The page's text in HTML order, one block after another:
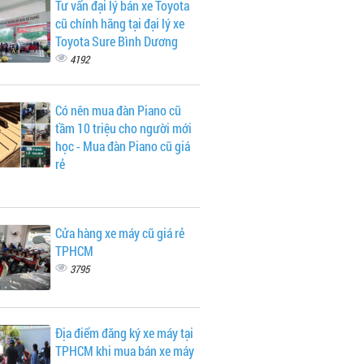
Tư vấn đại lý bán xe Toyota
cũ chính hãng tại đại lý xe
Toyota Sure Bình Dương
4192
Có nên mua đàn Piano cũ
tầm 10 triệu cho người mới
học - Mua đàn Piano cũ giá
rẻ
Cửa hàng xe máy cũ giá rẻ
TPHCM
3795
Địa điểm đăng ký xe máy tại
TPHCM khi mua bán xe máy